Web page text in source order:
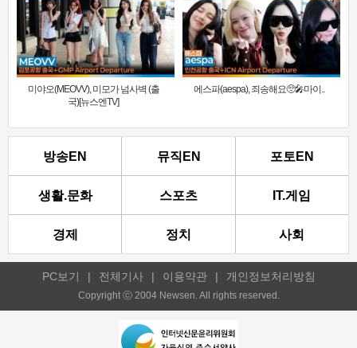
미야오(MEOVV), 미모가 넘사벽 (출
국)[뉴스엔TV]
에스파(aespa), 죄송해요🥺🎤마이..
방송EN 뮤직EN 포토EN
생활.문화 스포츠 IT.게임
경제 정치 사회
PC보기 | 전체기사 | 이용약관 | 개인정보처리방침
Copyright ⓒ 2004 Newsen. All rights reserved.